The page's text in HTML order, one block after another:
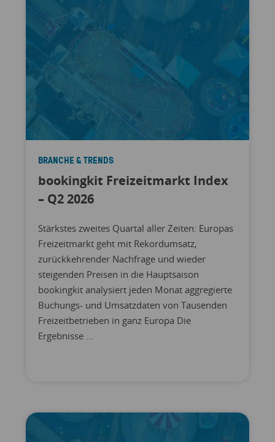
BRANCHE & TRENDS
bookingkit Freizeitmarkt Index
– Q2 2026
Stärkstes zweites Quartal aller Zeiten: Europas
Freizeitmarkt geht mit Rekordumsatz,
zurückkehrender Nachfrage und wieder
steigenden Preisen in die Hauptsaison
bookingkit analysiert jeden Monat aggregierte
Buchungs- und Umsatzdaten von Tausenden
Freizeitbetrieben in ganz Europa Die
Ergebnisse ...